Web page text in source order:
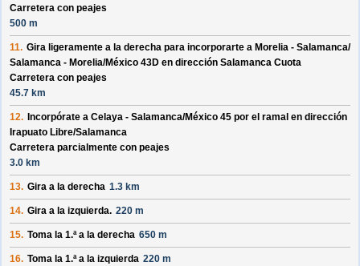
Carretera con peajes
500 m
11. Gira ligeramente a la derecha para incorporarte a Morelia - Salamanca/
Salamanca - Morelia/México 43D en dirección Salamanca Cuota
Carretera con peajes
45.7 km
12. Incorpórate a Celaya - Salamanca/México 45 por el ramal en dirección
Irapuato Libre/Salamanca
Carretera parcialmente con peajes
3.0 km
13. Gira a la derecha 1.3 km
14. Gira a la izquierda. 220 m
15. Toma la 1.ª a la derecha 650 m
16. Toma la 1.ª a la izquierda 220 m